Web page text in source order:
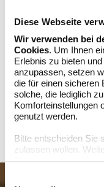
Diese Webseite
Wir verwenden bei
Cookies. Um Ihnen
Erlebnis zu bieten
anzupassen, setzen
die für einen sicheren
solche, die lediglich
Komforteinstellungen
genutzt werden.
Bitte entscheiden Sie
zulassen wollen.
Alles ist möglich
Das Zeitalter des
allerdings auch die Qual
Optionen dazu ein,
auszuprobieren.
es ihn früher einmal
ausgeführtem Beruf
Fixpunkten fürs
längst der
Grenzen sind kleiner
austesten zu wollen,